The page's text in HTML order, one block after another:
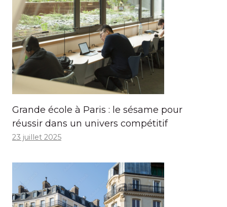
Grande école à Paris : le sésame pour
réussir dans un univers compétitif
23 juillet 2025